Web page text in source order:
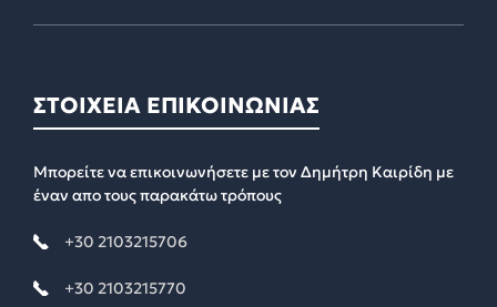
ΣΤΟΙΧΕΙΑ ΕΠΙΚΟΙΝΩΝΙΑΣ
Μπορείτε να επικοινωνήσετε με τον Δημήτρη Καιρίδη με
έναν απο τους παρακάτω τρόπους
+30 2103215706
+30 2103215770